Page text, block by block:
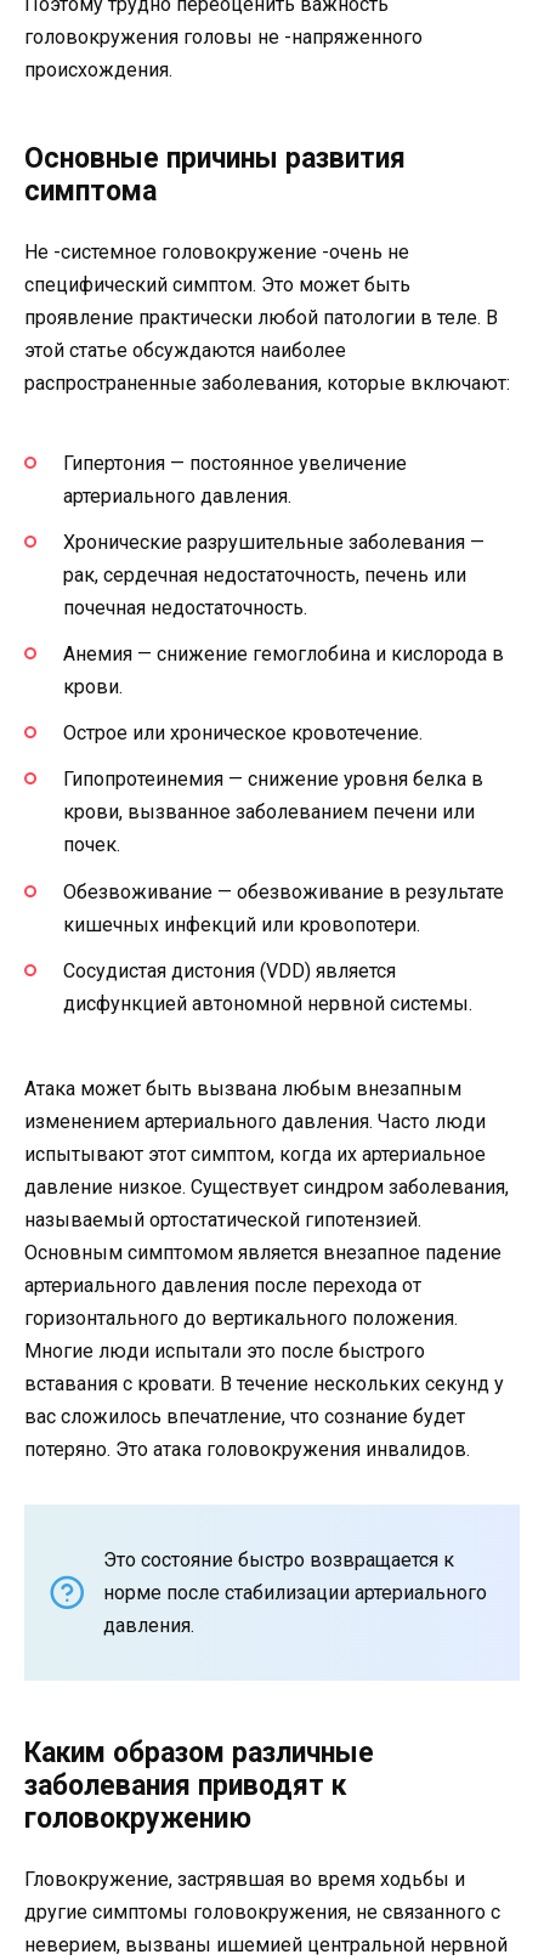
головокружения головы не -напряженного
происхождения.
Основные причины развития
симптома
Не -системное головокружение -очень не
специфический симптом. Это может быть
проявление практически любой патологии в теле. В
этой статье обсуждаются наиболее
распространенные заболевания, которые включают:
Гипертония — постоянное увеличение
артериального давления.
Хронические разрушительные заболевания —
рак, сердечная недостаточность, печень или
почечная недостаточность.
Анемия — снижение гемоглобина и кислорода в
крови.
Острое или хроническое кровотечение.
Гипопротеинемия — снижение уровня белка в
крови, вызванное заболеванием печени или
почек.
Обезвоживание — обезвоживание в результате
кишечных инфекций или кровопотери.
Сосудистая дистония (VDD) является
дисфункцией автономной нервной системы.
Атака может быть вызвана любым внезапным
изменением артериального давления. Часто люди
испытывают этот симптом, когда их артериальное
давление низкое. Существует синдром заболевания,
называемый ортостатической гипотензией.
Основным симптомом является внезапное падение
артериального давления после перехода от
горизонтального до вертикального положения.
Многие люди испытали это после быстрого
вставания с кровати. В течение нескольких секунд у
вас сложилось впечатление, что сознание будет
потеряно. Это атака головокружения инвалидов.
Это состояние быстро возвращается к
норме после стабилизации артериального
давления.
Каким образом различные
заболевания приводят к
головокружению
Гловокружение, застрявшая во время ходьбы и
другие симптомы головокружения, не связанного с
неверием, вызваны ишемией центральной нервной